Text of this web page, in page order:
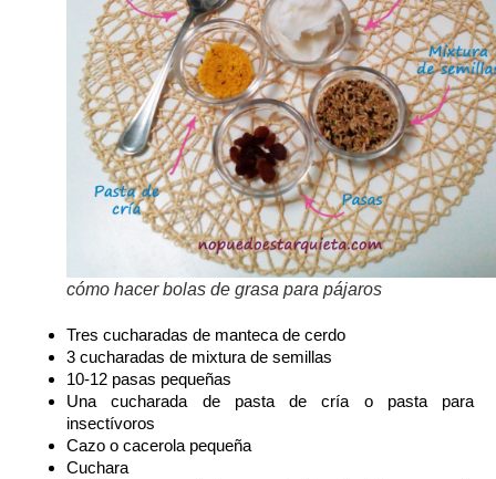
cómo hacer bolas de grasa para pájaros
Tres cucharadas de manteca de cerdo
3 cucharadas de mixtura de semillas
10-12 pasas pequeñas
Una cucharada de pasta de cría o pasta para
insectívoros
Cazo o cacerola pequeña
Cuchara